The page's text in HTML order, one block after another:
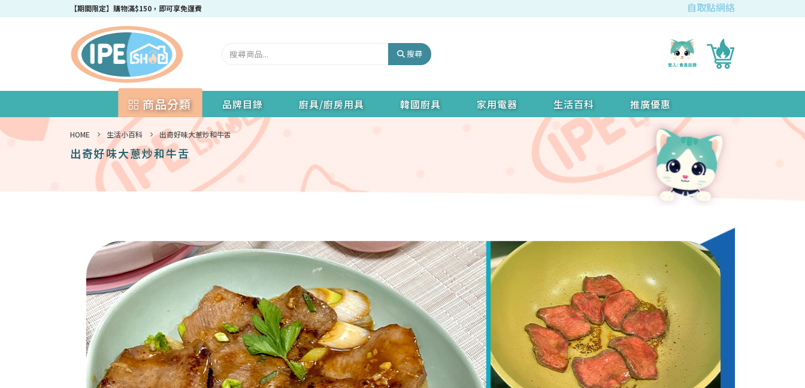
成為IPEshop會員，新會員即可獲得迎新$50購物優惠碼！ 自取點網絡
搜尋
商品分類 品牌目錄 廚具/廚房用具 韓國廚具 家用電器 生活百科 推廣優惠
HOME 生活小百科 出奇好味大蔥炒和牛舌
出奇好味大蔥炒和牛舌